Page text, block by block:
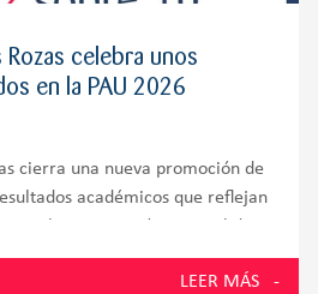
Rozas celebra unos
en la PAU 2026
cierra una nueva promoción de
académicos que reflejan
los estudiantes presentados a la
LEER MÁS